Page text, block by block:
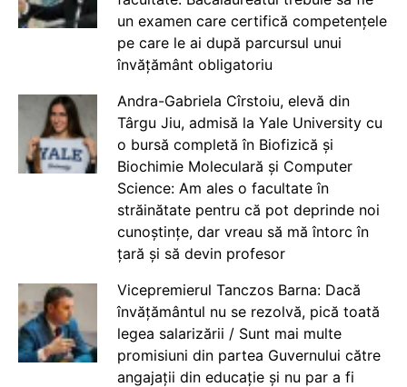
un examen care certifică competențele
pe care le ai după parcursul unui
învățământ obligatoriu
Andra-Gabriela Cîrstoiu, elevă din
Târgu Jiu, admisă la Yale University cu
o bursă completă în Biofizică și
Biochimie Moleculară și Computer
Science: Am ales o facultate în
străinătate pentru că pot deprinde noi
cunoștințe, dar vreau să mă întorc în
țară și să devin profesor
Vicepremierul Tanczos Barna: Dacă
învățământul nu se rezolvă, pică toată
legea salarizării / Sunt mai multe
promisiuni din partea Guvernului către
angajații din educație și nu par a fi